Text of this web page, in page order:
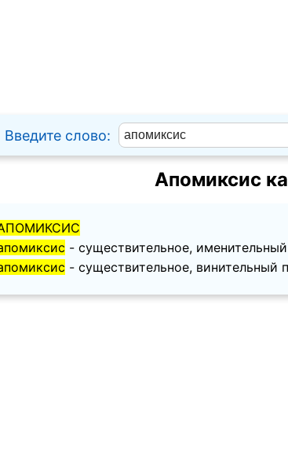
Введите слово:
Апомиксис
- существительное,
- существительное, винительный